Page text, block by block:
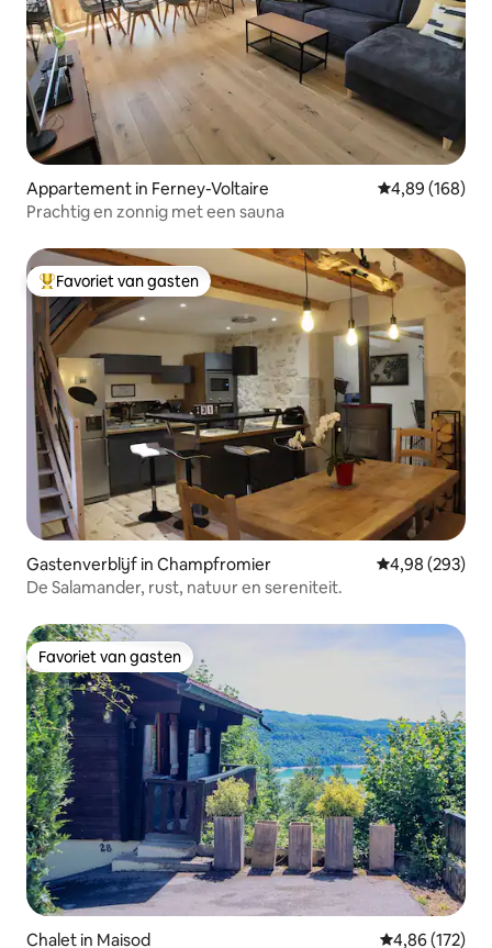
Appartement in Ferney-Voltaire Gemiddelde
4,89 (168)
Prachtig en zonnig met een sauna
Topfavoriet van gasten
Favoriet van gasten
Gastenverblijf in Champfromier Gemiddelde
4,98 (293)
De Salamander, rust, natuur en sereniteit.
Favoriet van gasten
Favoriet van gasten
Chalet in Maisod Gemiddelde
4,86 (172)